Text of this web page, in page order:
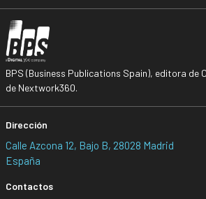
BPS (Business Publications Spain), editora de
de Nextwork360.
Dirección
Calle Azcona 12, Bajo B, 28028 Madrid
España
Contactos